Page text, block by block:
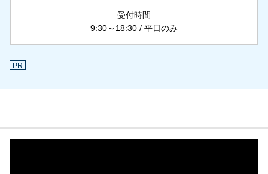
受付時間
9:30～18:30 / 平日のみ
PR